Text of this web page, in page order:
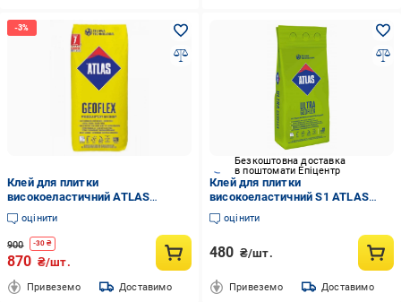
Клей для плитки
високоеластичний ATLAS
GEOFLEX C2TE 25 кг
оцінити
900 -30 ₴
870 ₴/шт.
Привеземо Доставимо
Безкоштовна доставка
в поштомати Епіцентр
Клей для плитки
високоеластичний S1 ATLAS
GEOFLEX ULTRA 5 кг
оцінити
480 ₴/шт.
Привеземо Доставимо